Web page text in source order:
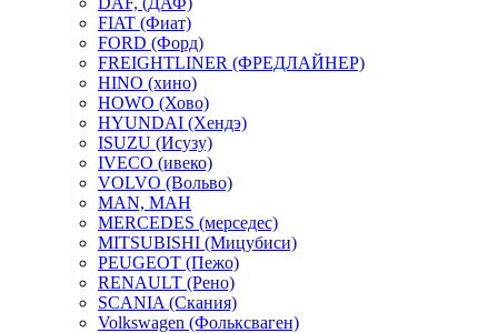
FIAT (Фиат)
FORD (Форд)
FREIGHTLINER (ФРЕДЛАЙНЕР)
HINO (хино)
HOWO (Хово)
HYUNDAI (Хендэ)
ISUZU (Исузу)
IVECO (ивеко)
VOLVO (Вольво)
MAN, МАН
MERCEDES (мерседес)
MITSUBISHI (Мицубиси)
PEUGEOT (Пежо)
RENAULT (Рено)
SCANIA (Скания)
Volkswagen (Фольксваген)